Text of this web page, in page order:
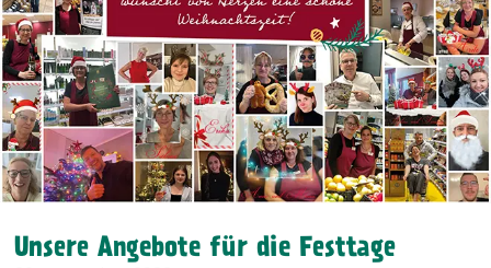
Unsere Angebote für die Festtage